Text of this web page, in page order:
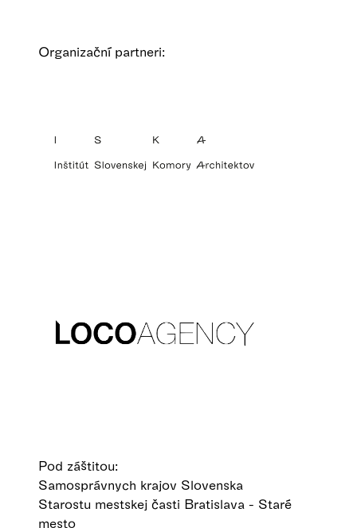
Organizační partneri:
Pod záštitou:
Samosprávnych krajov Slovenska
Starostu mestskej časti Bratislava - Staré
mesto